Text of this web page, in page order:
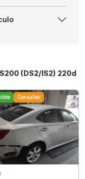
(DS2/IS2) 220d
Consultar